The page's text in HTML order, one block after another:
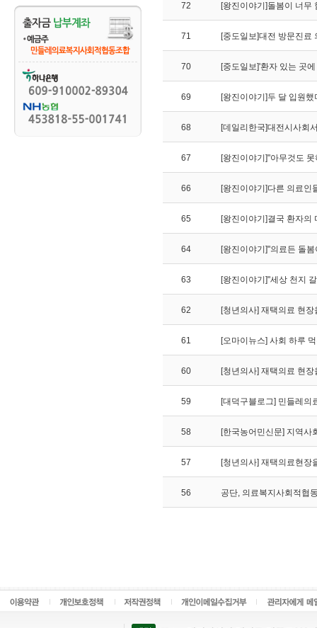
72 [왕진이야기]돌봄이 너무
71 [중도일보]대전 방문진료
70 [중도일보]'환자 있는 곳
69 [왕진이야기]두 달 입원
68 [데일리한국]대전시사회
67 [왕진이야기]"아무것도
66 [왕진이야기]다른 의료
65 [왕진이야기]결국 환자
64 [왕진이야기]"의료든 돌
63 [왕진이야기]"세상 천지
62 [청년의사] 재택의료 현
61 [오마이뉴스] 사회 하루
60 [청년의사] 재택의료 현
59 [대덕구블로그] 민들레
58 [한국농어민신문] 지역
57 [청년의사] 재택의료현
56 공단, 의료복지사회적협